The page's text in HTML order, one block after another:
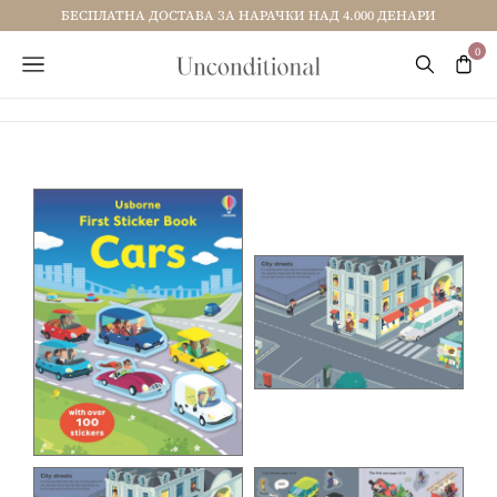
БЕСПЛАТНА ДОСТАВА ЗА НАРАЧКИ НАД 4.000 ДЕНАРИ